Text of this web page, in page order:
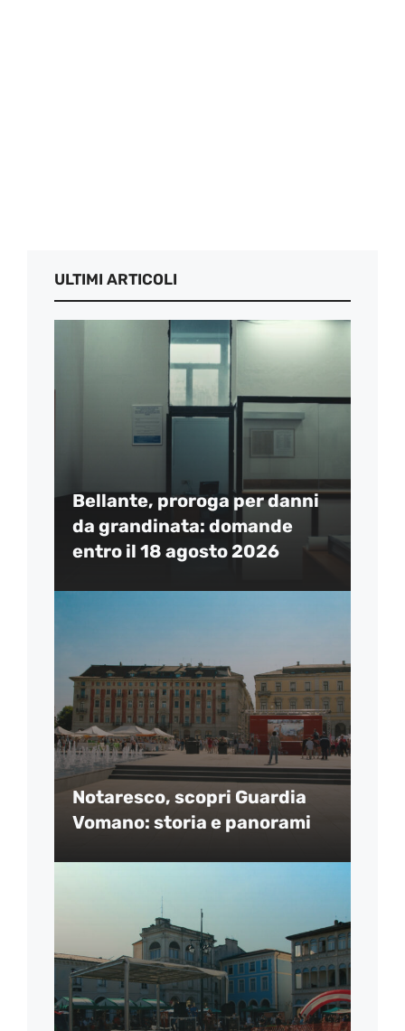
ULTIMI ARTICOLI
Bellante, proroga per danni
da grandinata: domande
entro il 18 agosto 2026
Notaresco, scopri Guardia
Vomano: storia e panorami